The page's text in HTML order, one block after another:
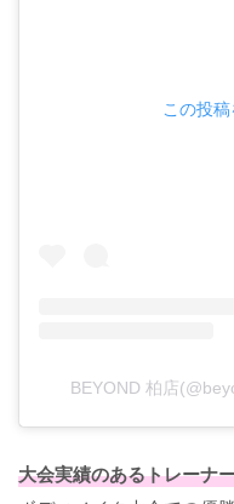
この投
BEYOND 柏店
大会実績のあるトレーナ